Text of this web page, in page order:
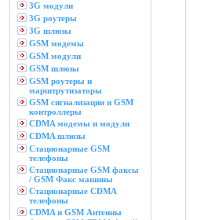
3G модули
3G роутеры
3G шлюзы
GSM модемы
GSM модули
GSM шлюзы
GSM роутеры и
марштрутизаторы
GSM сигнализации и GSM
контроллеры
CDMA модемы и модули
CDMA шлюзы
Стационарные GSM
телефоны
Стационарные GSM факсы
/ GSM Факс машины
Стационарные CDMA
телефоны
CDMA и GSM Антенны